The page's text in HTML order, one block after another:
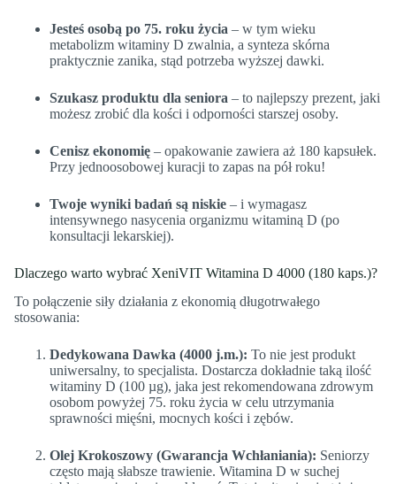
Jesteś osobą po 75. roku życia – w tym wieku
metabolizm witaminy D zwalnia, a synteza skórna
praktycznie zanika, stąd potrzeba wyższej dawki.
Szukasz produktu dla seniora – to najlepszy prezent, jaki
możesz zrobić dla kości i odporności starszej osoby.
Cenisz ekonomię – opakowanie zawiera aż 180 kapsułek.
Przy jednoosobowej kuracji to zapas na pół roku!
Twoje wyniki badań są niskie – i wymagasz
intensywnego nasycenia organizmu witaminą D (po
konsultacji lekarskiej).
Dlaczego warto wybrać XeniVIT Witamina D 4000 (180 kaps.)?
To połączenie siły działania z ekonomią długotrwałego
stosowania:
Dedykowana Dawka (4000 j.m.): To nie jest produkt
uniwersalny, to specjalista. Dostarcza dokładnie taką ilość
witaminy D (100 µg), jaka jest rekomendowana zdrowym
osobom powyżej 75. roku życia w celu utrzymania
sprawności mięśni, mocnych kości i zębów.
Olej Krokoszowy (Gwarancja Wchłaniania): Seniorzy
często mają słabsze trawienie. Witamina D w suchej